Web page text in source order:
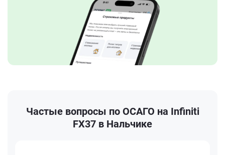
Частые вопросы по ОСАГО на Infiniti
FX37 в Нальчике